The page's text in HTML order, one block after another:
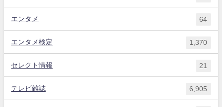
エンタメ 64
エンタメ検定 1,370
セレクト情報 21
テレビ雑誌 6,905